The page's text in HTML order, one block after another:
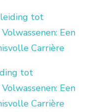
tot
Een
Carrière
tot
Een
Carrière